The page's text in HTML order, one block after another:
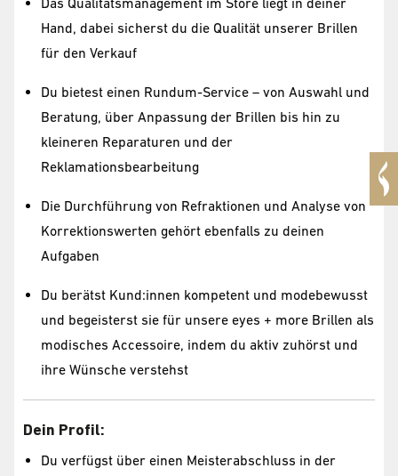
Hand, dabei sicherst du die Qualität unserer Brillen
für den Verkauf
Du bietest einen Rundum-Service – von Auswahl und
Beratung, über Anpassung der Brillen bis hin zu
kleineren Reparaturen und der
Reklamationsbearbeitung
Die Durchführung von Refraktionen und Analyse von
Korrektionswerten gehört ebenfalls zu deinen
Aufgaben
Du berätst Kund:innen kompetent und modebewusst
und begeisterst sie für unsere eyes + more Brillen als
modisches Accessoire, indem du aktiv zuhörst und
ihre Wünsche verstehst
Dein Profil:
Du verfügst über einen Meisterabschluss in der